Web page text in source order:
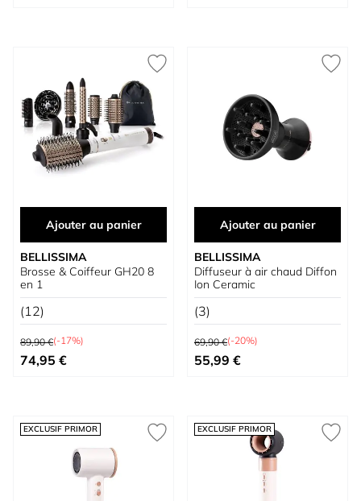
Ajouter au panier
BELLISSIMA
Brosse & Coiffeur GH20 8
en 1
(12)
Prix normal
89,90 €(-17%)
Prix spécial
74,95 €
Ajouter au panier
BELLISSIMA
Diffuseur à air chaud Diffon
Ion Ceramic
(3)
Prix normal
69,90 €(-20%)
Prix spécial
55,99 €
EXCLUSIF PRIMOR EXCLUSIF PRIMOR